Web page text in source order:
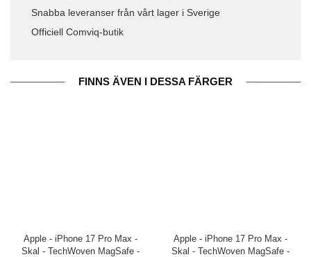
Snabba leveranser från vårt lager i Sverige
Officiell Comviq-butik
FINNS ÄVEN I DESSA FÄRGER
Apple - iPhone 17 Pro Max -
Skal - TechWoven MagSafe -
Apple - iPhone 17 Pro Max -
Skal - TechWoven MagSafe -